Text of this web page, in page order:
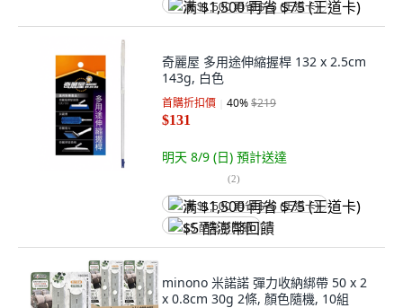
满 $1,500 再省 $75 (王道卡)
奇麗屋 多用途伸縮握桿 132 x 2.5cm
143g, 白色
首購折扣價 40%$219
$131
明天 8/9 (日) 預計送達
(2)
满 $1,500 再省 $75 (王道卡)
$5 酷澎幣回饋
minono 米諾諾 彈力收納綁帶 50 x 2
x 0.8cm 30g 2條, 顏色隨機, 10組